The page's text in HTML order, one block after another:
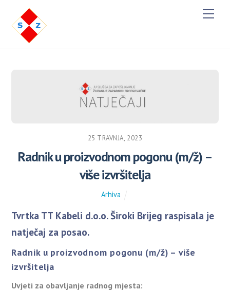
M
e
25 TRAVNJA, 2023
Radnik u proizvodnom pogonu (m/ž) –
više izvršitelja
Arhiva
Tvrtka TT Kabeli d.o.o. Široki Brijeg raspisala je
natječaj za posao.
Radnik u proizvodnom pogonu (m/ž) – više
izvršitelja
Uvjeti za obavljanje radnog mjesta: